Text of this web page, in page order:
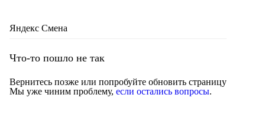
Яндекс Смена
Что-то пошло не так
Вернитесь позже или попробуйте обновить страницу
Мы уже чиним проблему, если остались вопросы.